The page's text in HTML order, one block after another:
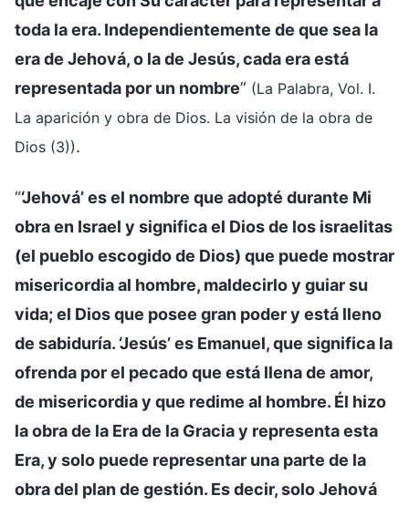
toda la era. Independientemente de que sea la
era de Jehová, o la de Jesús, cada era está
representada por un nombre” (La Palabra, Vol. I.
La aparición y obra de Dios. La visión de la obra de
Dios (3)).
“‘Jehová’ es el nombre que adopté durante Mi
obra en Israel y significa el Dios de los israelitas
(el pueblo escogido de Dios) que puede mostrar
misericordia al hombre, maldecirlo y guiar su
vida; el Dios que posee gran poder y está lleno
de sabiduría. ‘Jesús’ es Emanuel, que significa la
ofrenda por el pecado que está llena de amor,
de misericordia y que redime al hombre. Él hizo
la obra de la Era de la Gracia y representa esta
Era, y solo puede representar una parte de la
obra del plan de gestión. Es decir, solo Jehová